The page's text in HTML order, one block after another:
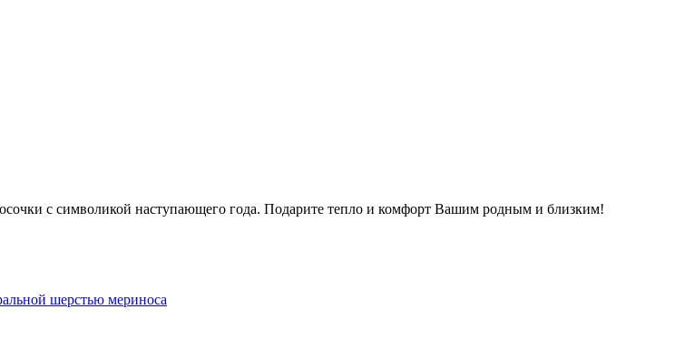
с символикой наступающего года. Подарите тепло и комфорт Вашим родным и близким!
шерстью мериноса